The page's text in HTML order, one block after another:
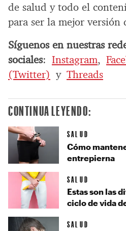
de salud y todo el
para ser la mejor versión
Síguenos en nuestras
sociales: Instagram,
(Twitter) y Threads
CONTINUA LEYENDO:
SALUD
Cómo
entrepierna
SALUD
Estas son las
ciclo de vida
SALUD